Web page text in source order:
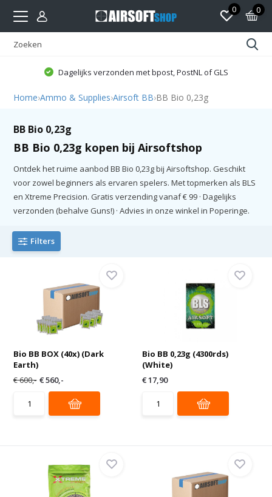
0 0
Dagelijks verzonden met bpost, PostNL of GLS
Home›Ammo & Supplies›Airsoft BB›BB Bio 0,23g
BB Bio 0,23g
BB Bio 0,23g kopen bij Airsoftshop
Ontdek het ruime aanbod BB Bio 0,23g bij Airsoftshop. Geschikt
voor zowel beginners als ervaren spelers. Met topmerken als BLS
en Xtreme Precision. Gratis verzending vanaf € 99 · Dagelijks
verzonden (behalve Guns!) · Advies in onze winkel in Poperinge.
Filters
Bio BB BOX (40x) (Dark
Earth)
€ 600,- € 560,-
Bio BB 0,23g (4300rds)
(White)
€ 17,90